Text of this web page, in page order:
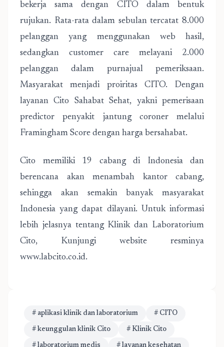
bekerja sama dengan CITO dalam bentuk
rujukan. Rata-rata dalam sebulan tercatat 8.000
pelanggan yang menggunakan web hasil,
sedangkan customer care melayani 2.000
pelanggan dalam purnajual pemeriksaan.
Masyarakat menjadi proiritas CITO. Dengan
layanan Cito Sahabat Sehat, yakni pemerisaan
predictor penyakit jantung coroner melalui
Framingham Score dengan harga bersahabat.
Cito memiliki 19 cabang di Indonesia dan
berencana akan menambah kantor cabang,
sehingga akan semakin banyak masyarakat
Indonesia yang dapat dilayani. Untuk informasi
lebih jelasnya tentang Klinik dan Laboratorium
Cito, Kunjungi website resminya
www.labcito.co.id.
# aplikasi klinik dan laboratorium # CITO
# keunggulan klinik Cito # Klinik Cito
# laboratorium medis # layanan kesehatan